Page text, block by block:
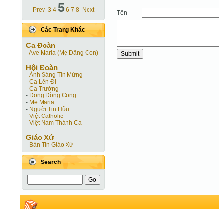
Prev 3 4 5 6 7 8 Next
Các Trang Khác
Ca Ðoàn
-Ave Maria (Mẹ Dâng Con)
Hội Ðoàn
- Ánh Sáng Tin Mừng
- Ca Lên Đi
- Ca Trưởng
- Dòng Đồng Công
- Mẹ Maria
- Người Tin Hữu
- Việt Catholic
- Việt Nam Thánh Ca
Giáo Xứ
- Bản Tin Giáo Xứ
Search
Tên